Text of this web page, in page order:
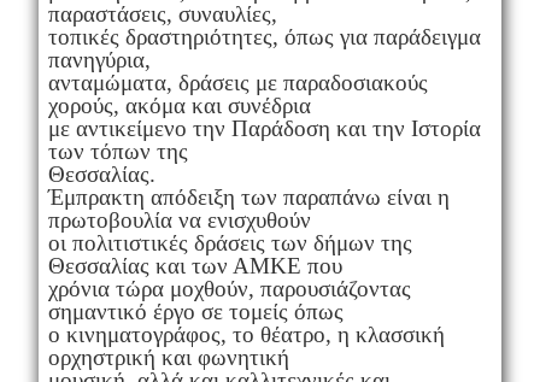
παραστάσεις, συναυλίες,
τοπικές δραστηριότητες, όπως για παράδειγμα
πανηγύρια,
ανταμώματα, δράσεις με παραδοσιακούς
χορούς, ακόμα και συνέδρια
με αντικείμενο την Παράδοση και την Ιστορία
των τόπων της
Θεσσαλίας.
Έμπρακτη απόδειξη των παραπάνω είναι η
πρωτοβουλία να ενισχυθούν
οι πολιτιστικές δράσεις των δήμων της
Θεσσαλίας και των ΑΜΚΕ που
χρόνια τώρα μοχθούν, παρουσιάζοντας
σημαντικό έργο σε τομείς όπως
ο κινηματογράφος, το θέατρο, η κλασσική
ορχηστρική και φωνητική